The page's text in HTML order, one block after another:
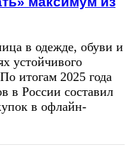
в одежде, обуви и
устойчивого
итогам 2025 года
в России составил
в офлайн-